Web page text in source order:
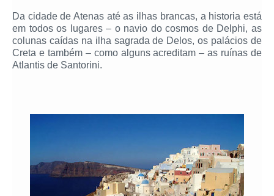
Da cidade de Atenas até as ilhas brancas, a historia está
em todos os lugares – o navio do cosmos de Delphi, as
colunas caídas na ilha sagrada de Delos, os palácios de
Creta e também – como alguns acreditam – as ruínas de
Atlantis de Santorini.